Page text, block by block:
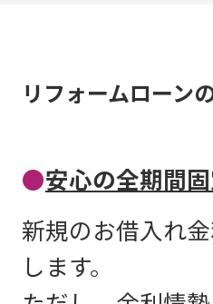
リフォームローン
●安心の全期間固
新規のお借入れ
します。